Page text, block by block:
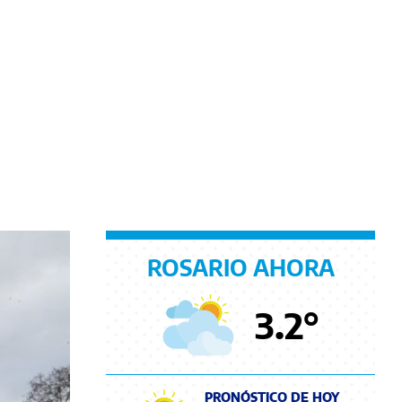
ROSARIO AHORA
3.2°
PRONÓSTICO DE HOY